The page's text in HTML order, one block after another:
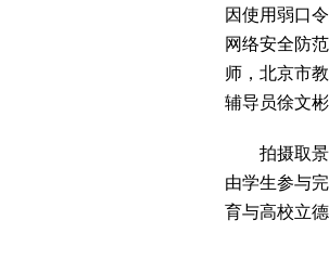
因使用弱口
网络安全防
师，北京市
辅导员徐文
拍摄取
由学生参与
育与高校立